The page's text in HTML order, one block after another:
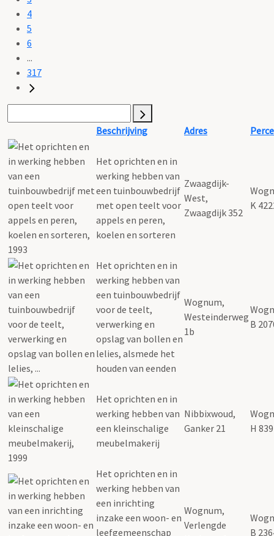
4
5
6
...
317
Beschrijving Adres
Het oprichten en in
werking hebben van
een tuinbouwbedrijf
met open teelt voor
appels en peren,
koelen en sorteren
Zwaagdijk-
West,
Zwaagdijk 352
K
Het oprichten en in
werking hebben van
een tuinbouwbedrijf
voor de teelt,
verwerking en
opslag van bollen en
lelies, alsmede het
houden van eenden
Wognum,
Westeinderweg
1b
B
Het oprichten en in
werking hebben van
een kleinschalige
meubelmakerij
Nibbixwoud,
Ganker 21
H 839
Het oprichten en in
werking hebben van
een inrichting
inzake een woon- en
leefgemeenschap
Wognum,
Verlengde
B